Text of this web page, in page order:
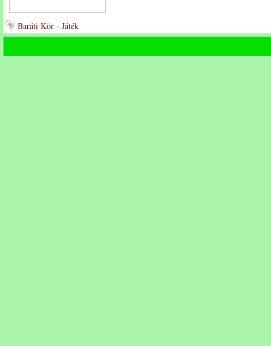
Baráti Kör - Játék